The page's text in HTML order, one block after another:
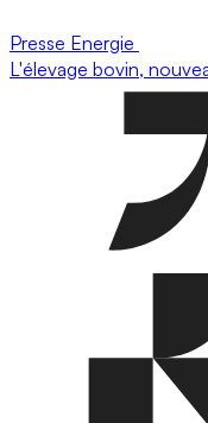
Presse Energie
L'élevage bovin,